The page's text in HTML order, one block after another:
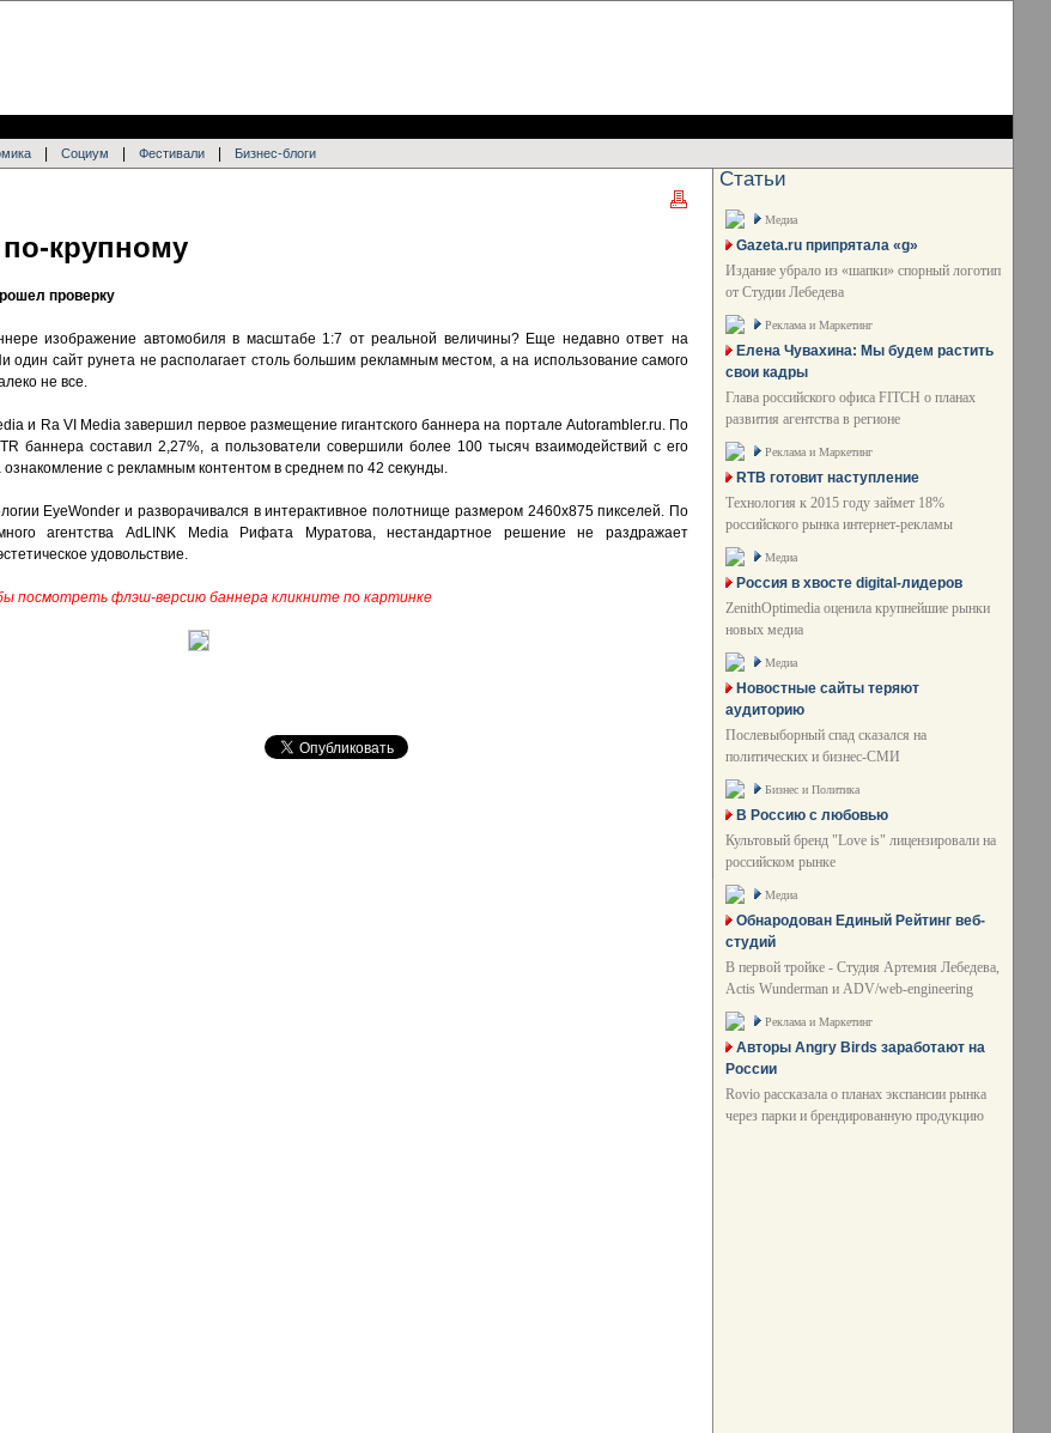
Социум Фестивали Бизнес-блоги
по-крупному
проверку
изображение автомобиля в масштабе 1:7 от реальной величины? Еще недавно ответ на
сайт рунета не располагает столь большим рекламным местом, а на использование самого
не все.
и Ra VI Media завершил первое размещение гигантского баннера на портале Autorambler.ru. По
баннера составил 2,27%, а пользователи совершили более 100 тысяч взаимодействий с его
с рекламным контентом в среднем по 42 секунды.
EyeWonder и разворачивался в интерактивное полотнище размером 2460х875 пикселей. По
агентства AdLINK Media Рифата Муратова, нестандартное решение не раздражает
удовольствие.
посмотреть флэш-версию баннера кликните по картинке
Статьи
Медиа
Gazeta.ru припрятала «g»
Издание убрало из «шапки» спорный логотип
от Студии Лебедева
Реклама и Маркетинг
Елена Чувахина: Мы будем растить
свои кадры
Глава российского офиса FITCH о планах
развития агентства в регионе
Реклама и Маркетинг
RTB готовит наступление
Технология к 2015 году займет 18%
российского рынка интернет-рекламы
Медиа
Россия в хвосте digital-лидеров
ZenithOptimedia оценила крупнейшие рынки
новых медиа
Медиа
Новостные сайты теряют
аудиторию
Послевыборный спад сказался на
политических и бизнес-СМИ
Бизнес и Политика
В Россию с любовью
Культовый бренд "Love is" лицензировали на
российском рынке
Медиа
Обнародован Единый Рейтинг веб-
студий
В первой тройке - Студия Артемия Лебедева,
Actis Wunderman и ADV/web-engineering
Реклама и Маркетинг
Авторы Angry Birds заработают на
России
Rovio рассказала о планах экспансии рынка
через парки и брендированную продукцию